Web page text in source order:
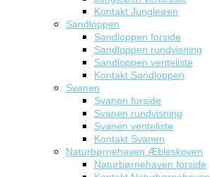
Kontakt Jungleøen
Sandloppen
Sandloppen forside
Sandloppen rundvisning
Sandloppen venteliste
Kontakt Sandloppen
Svanen
Svanen forside
Svanen rundvisning
Svanen venteliste
Kontakt Svanen
Naturbørnehaven Æbleskoven
Naturbørnehaven forside